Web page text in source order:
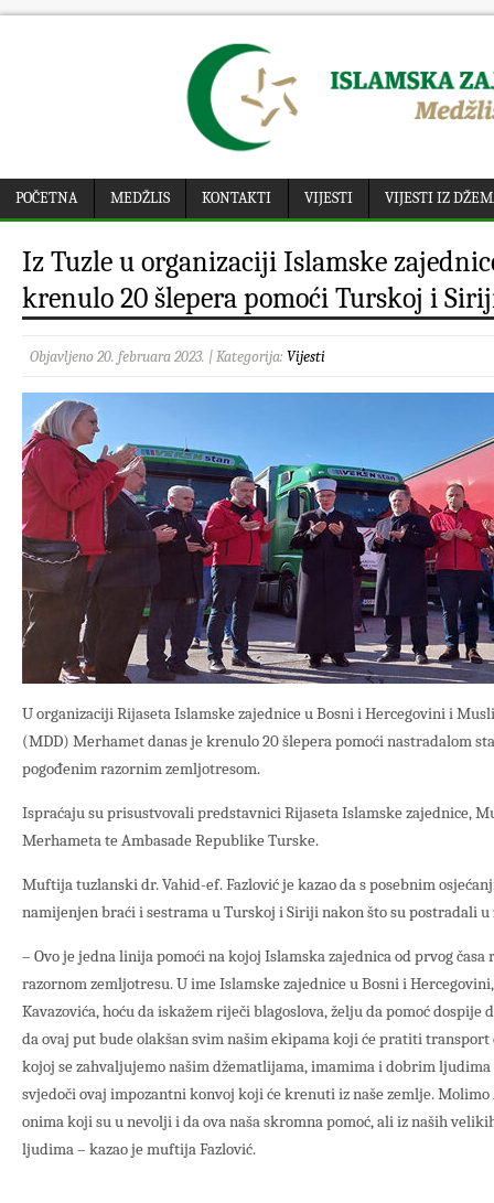
POČETNA MEDŽLIS KONTAKTI VIJESTI VIJESTI IZ
Iz Tuzle u organizaciji Islamske
krenulo 20 šlepera pomoći Turskoj i
Objavljeno 20. februara 2023. | Kategorija: Vijesti
U organizaciji Rijaseta Islamske zajednice u Bosni i Hercegovini i
(MDD) Merhamet danas je krenulo 20 šlepera pomoći nastradalom
pogođenim razornim zemljotresom.
Ispraćaju su prisustvovali predstavnici Rijaseta Islamske zajednice,
Merhameta te Ambasade Republike Turske.
Muftija tuzlanski dr. Vahid-ef. Fazlović je kazao da s posebnim
namijenjen braći i sestrama u Turskoj i Siriji nakon što su postradali u
– Ovo je jedna linija pomoći na kojoj Islamska zajednica od prvog časa
razornom zemljotresu. U ime Islamske zajednice u Bosni i
Kavazovića, hoću da iskažem riječi blagoslova, želju da pomoć
da ovaj put bude olakšan svim našim ekipama koji će pratiti transport
kojoj se zahvaljujemo našim džematlijama, imamima i dobrim ljudima
svjedoči ovaj impozantni konvoj koji će krenuti iz naše zemlje. Molimo
onima koji su u nevolji i da ova naša skromna pomoć, ali iz naših
ljudima – kazao je muftija Fazlović.